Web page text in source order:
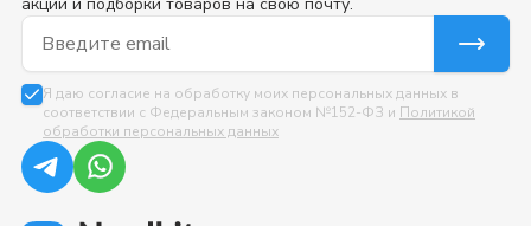
Email для подписки
Я даю согласие на обработку моих персональных данных в
соответствии с Федеральным законом №152-ФЗ и Политикой
обработки персональных данных